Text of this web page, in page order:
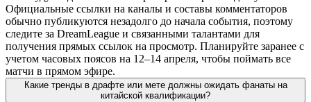
Официальные ссылки на каналы и составы комментаторов
обычно публикуются незадолго до начала события, поэтому
следите за DreamLeague и связанными талантами для
получения прямых ссылок на просмотр. Планируйте заранее с
учетом часовых поясов на 12–14 апреля, чтобы поймать все
матчи в прямом эфире.
Какие тренды в драфте или мете должны ожидать фанаты на
китайской квалификации?